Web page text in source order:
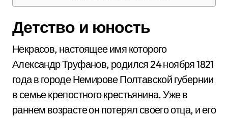
Детство и юность
Некрасов, настоящее имя которого
Александр Труфанов, родился 24 ноября 1821
года в городе Немирове Полтавской губернии
в семье крепостного крестьянина. Уже в
раннем возрасте он потерял своего отца, и его